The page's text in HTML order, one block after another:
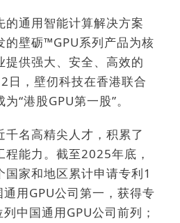
的通用智能计算解决方案
的壁砺™GPU系列产品为核
提供强大、安全、高效的
日，壁仞科技在香港联合
“港股GPU第一股”。
千名高精尖人才，积累了
能力。截至2025年底，
家和地区累计申请专利1
用GPU公司第一，获得专
中国通用GPU公司前列；